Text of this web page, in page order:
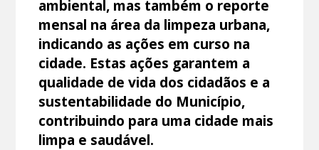
ambiental, mas também o reporte
mensal na área da limpeza urbana,
indicando as ações em curso na
cidade. Estas ações garantem a
qualidade de vida dos cidadãos e a
sustentabilidade do Município,
contribuindo para uma cidade mais
limpa e saudável.